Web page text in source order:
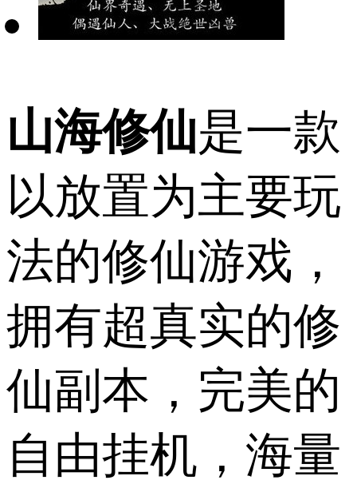
山海修仙是一款
以放置为主要玩
法的修仙游戏，
拥有超真实的修
仙副本，完美的
自由挂机，海量